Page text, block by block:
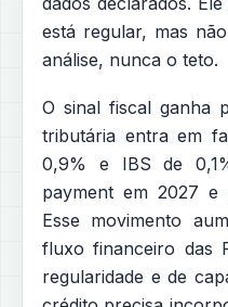
está regular, mas
análise, nunca o teto.
O sinal fiscal ganha
tributária entra em
0,9% e IBS de
payment em 2027 e
Esse movimento
fluxo financeiro das
regularidade e de